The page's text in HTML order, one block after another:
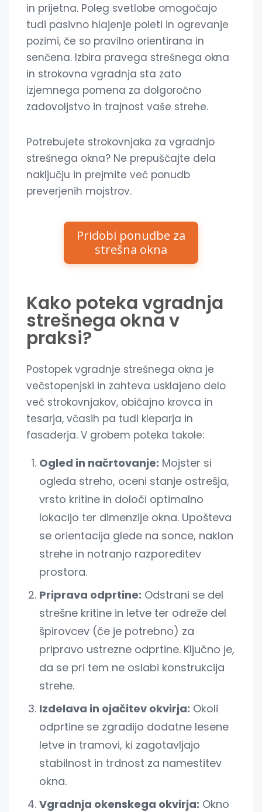
in prijetna. Poleg svetlobe omogočajo
tudi pasivno hlajenje poleti in ogrevanje
pozimi, če so pravilno orientirana in
senčena. Izbira pravega strešnega okna
in strokovna vgradnja sta zato
izjemnega pomena za dolgoročno
zadovoljstvo in trajnost vaše strehe.
Potrebujete strokovnjaka za vgradnjo
strešnega okna? Ne prepuščajte dela
naključju in prejmite več ponudb
preverjenih mojstrov.
Pridobi ponudbe za
strešna okna
Kako poteka vgradnja
strešnega okna v
praksi?
Postopek vgradnje strešnega okna je
večstopenjski in zahteva usklajeno delo
več strokovnjakov, običajno krovca in
tesarja, včasih pa tudi kleparja in
fasaderja. V grobem poteka takole:
Ogled in načrtovanje: Mojster si
ogleda streho, oceni stanje ostrešja,
vrsto kritine in določi optimalno
lokacijo ter dimenzije okna. Upošteva
se orientacija glede na sonce, naklon
strehe in notranjo razporeditev
prostora.
Priprava odprtine: Odstrani se del
strešne kritine in letve ter odreže del
špirovcev (če je potrebno) za
pripravo ustrezne odprtine. Ključno je,
da se pri tem ne oslabi konstrukcija
strehe.
Izdelava in ojačitev okvirja: Okoli
odprtine se zgradijo dodatne lesene
letve in tramovi, ki zagotavljajo
stabilnost in trdnost za namestitev
okna.
Vgradnja okenskega okvirja: Okno